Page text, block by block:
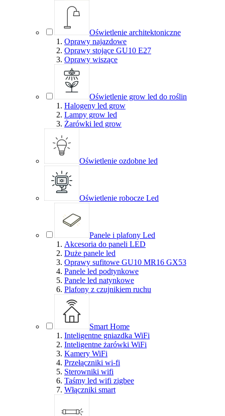
Oświetlenie architektoniczne
Oprawy najazdowe
Oprawy stojące GU10 E27
Oprawy wiszące
Oświetlenie grow led do roślin
Halogeny led grow
Lampy grow led
Żarówki led grow
Oświetlenie ozdobne led
Oświetlenie robocze Led
Panele i plafony Led
Akcesoria do paneli LED
Duże panele led
Oprawy sufitowe GU10 MR16 GX53
Panele led podtynkowe
Panele led natynkowe
Plafony z czujnikiem ruchu
Smart Home
Inteligentne gniazdka WiFi
Inteligentne żarówki WiFi
Kamery WiFi
Przełączniki wi-fi
Sterowniki wifi
Taśmy led wifi zigbee
Włączniki smart